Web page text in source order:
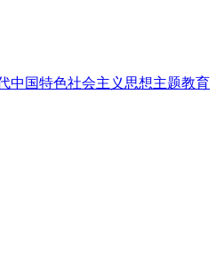
中国特色社会主义思想主题教育